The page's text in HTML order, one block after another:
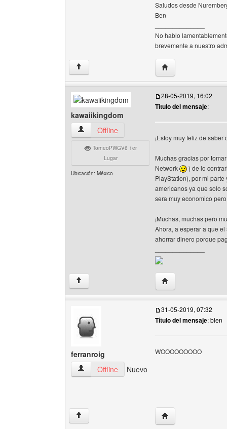
Saludos desde
Ben
No hablo
brevemente a nuestro
↑ Visitar sitio web del
kawaiikingdom
kawaiikingdom Ver perfil del usuario
Offline
TorneoPWGV6 1er
Lugar
Ubicación: México
28-05-2019, 16:02
Título del mensaje:
¡Estoy muy feliz de
Muchas gracias por
Network
) de lo
PlayStation), por mi
americanos ya que solo
sera muy economico
¡Muchas, muchas pero
Ahora, a esperar a que
ahorrar dinero porque
↑ Visitar sitio web del
ferranroig
ferranroig Ver perfil del usuario
Offline Nuevo
31-05-2019, 07:32
Título del mensaje: bien
WOOOOOOOOO
↑ Visitar sitio web del